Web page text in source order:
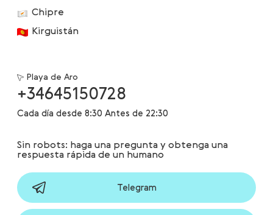
Sin robots: haga una pregunta y obtenga una
respuesta rápida de un humano
Telegram
Playa de Aro
+34645150728
Cada día desde 8:30 Antes de 22:30
Chipre
Kirguistán